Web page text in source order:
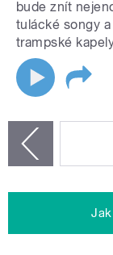
bude znít
tulácké songy
trampské